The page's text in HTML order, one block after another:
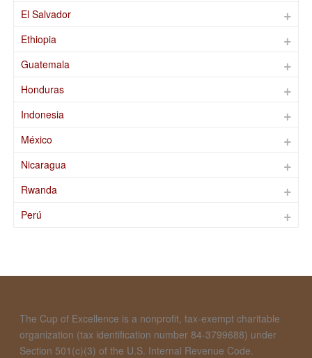
El Salvador
Ethiopia
Guatemala
Honduras
Indonesia
México
Nicaragua
Rwanda
Perú
The Cup of Excellence is a nonprofit, tax-exempt charitable
organization (tax identification number 84-3799688) under
Section 501(c)(3) of the U.S. Internal Revenue Code.